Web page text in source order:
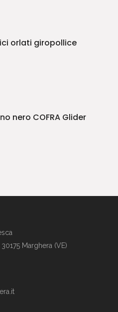
orlati giropollice
nero COFRA Glider
Marghera (VE)